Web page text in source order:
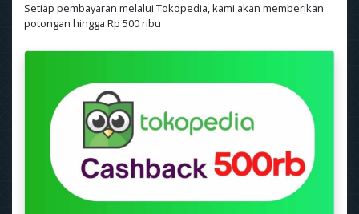
Setiap pembayaran melalui Tokopedia, kami akan memberikan
potongan hingga Rp 500 ribu